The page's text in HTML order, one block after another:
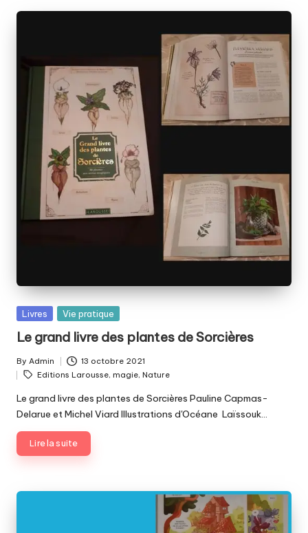
Posted
Livres Vie pratique
Le grand livre des plantes de Sorcières
Posted
by
By Admin 13 octobre 2021
Tags:
Editions Larousse, magie, Nature
Le grand livre des plantes de Sorcières Pauline Capmas-
Delarue et Michel Viard Illustrations d'Océane Laïssouk…
Lire la suite